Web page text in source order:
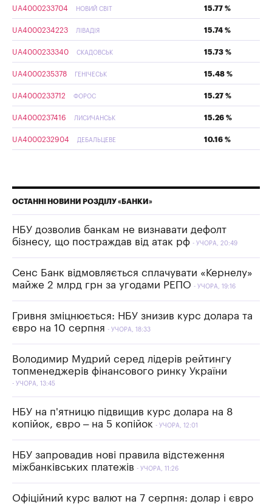
UA4000233704 НОВИЙ СВІТ 15.77 %
UA4000234223 ЛІВАДІЯ 15.74 %
UA4000233340 СКАДОВСЬК 15.73 %
UA4000235378 ГЕНІЧЕСЬК 15.48 %
UA4000233712 ФОРОС 15.27 %
UA4000237416 ЛИСИЧАНСЬК 15.26 %
UA4000232904 ДЕБАЛЬЦЕВЕ 10.16 %
ОСТАННІ НОВИНИ РОЗДІЛУ «БАНКИ»
НБУ дозволив банкам не визнавати дефолт
бізнесу, що постраждав від атак рф
УЧОРА, 20:49
Сенс Банк відмовляється сплачувати «Кернелу»
майже 2 млрд грн за угодами РЕПО
УЧОРА, 19:16
Гривня зміцнюється: НБУ знизив курс долара та
євро на 10 серпня
УЧОРА, 18:33
Володимир Мудрий серед лідерів рейтингу
топменеджерів фінансового ринку України
УЧОРА, 13:45
НБУ на п'ятницю підвищив курс долара на 8
копійок, євро – на 5 копійок
УЧОРА, 12:01
НБУ запровадив нові правила відстеження
міжбанківських платежів
УЧОРА, 11:26
Офіційний курс валют на 7 серпня: долар і євро